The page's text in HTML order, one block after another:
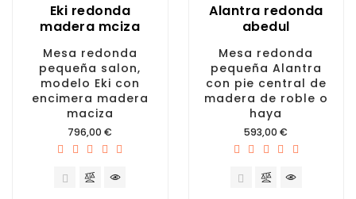
Eki redonda
madera mciza
Mesa redonda
pequeña salon,
modelo Eki con
encimera madera
maciza
Precio
796,00 €
Alantra redonda
abedul
Mesa redonda
pequeña Alantra
con pie central de
madera de roble o
haya
Precio
593,00 €